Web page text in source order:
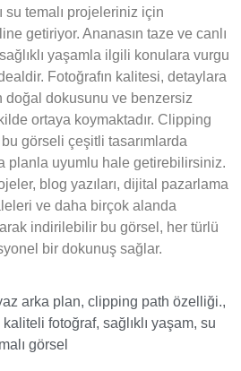
su temalı projeleriniz için
getiriyor. Ananasın taze ve canlı
yaşamla ilgili konulara vurgu
Fotoğrafın kalitesi, detaylara
doğal dokusunu ve benzersiz
ortaya koymaktadır. Clipping
görseli çeşitli tasarımlarda
planla uyumlu hale getirebilirsiniz.
blog yazıları, dijital pazarlama
ve daha birçok alanda
indirilebilir bu görsel, her türlü
bir dokunuş sağlar.
arka plan, clipping path özelliği.,
kaliteli fotoğraf, sağlıklı yaşam, su
görsel